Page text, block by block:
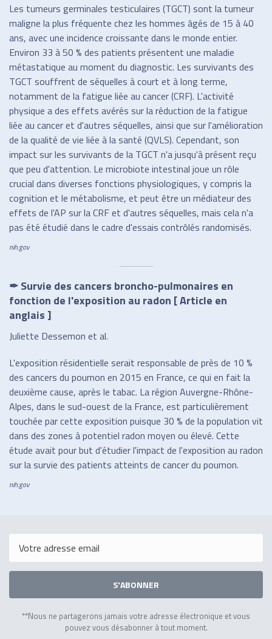
Les tumeurs germinales testiculaires (TGCT) sont la tumeur
maligne la plus fréquente chez les hommes âgés de 15 à 40
ans, avec une incidence croissante dans le monde entier.
Environ 33 à 50 % des patients présentent une maladie
métastatique au moment du diagnostic. Les survivants des
TGCT souffrent de séquelles à court et à long terme,
notamment de la fatigue liée au cancer (CRF). L'activité
physique a des effets avérés sur la réduction de la fatigue
liée au cancer et d'autres séquelles, ainsi que sur l'amélioration
de la qualité de vie liée à la santé (QVLS). Cependant, son
impact sur les survivants de la TGCT n'a jusqu'à présent reçu
que peu d'attention. Le microbiote intestinal joue un rôle
crucial dans diverses fonctions physiologiques, y compris la
cognition et le métabolisme, et peut être un médiateur des
effets de l'AP sur la CRF et d'autres séquelles, mais cela n'a
pas été étudié dans le cadre d'essais contrôlés randomisés.
nih.gov
✒ Survie des cancers broncho-pulmonaires en
fonction de l'exposition au radon [ Article en
anglais ]
Juliette Dessemon et al.
L'exposition résidentielle serait responsable de près de 10 %
des cancers du poumon en 2015 en France, ce qui en fait la
deuxième cause, après le tabac. La région Auvergne-Rhône-
Alpes, dans le sud-ouest de la France, est particulièrement
touchée par cette exposition puisque 30 % de la population vit
dans des zones à potentiel radon moyen ou élevé. Cette
étude avait pour but d'étudier l'impact de l'exposition au radon
sur la survie des patients atteints de cancer du poumon.
nih.gov
S'ABONNER
**Nous ne partagerons jamais votre adresse électronique et vous
pouvez vous désabonner à tout moment.